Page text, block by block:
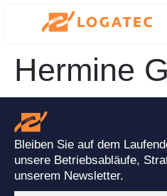
Hermine
Bleiben Sie auf dem
unsere Betriebsabläufe,
unserem Newsletter.